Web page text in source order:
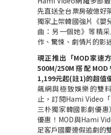
先直送全台票房破億好
獨家上架韓國強片《嬰
曲：另一個她》等精
作、驚悚、劇情片的影
現正推出「MOD家速
500M/250M搭配
1,199元起(註1)的超值
飆網與極致娛樂的雙
止，訂閱Hami Video
三朴獨家韓國影劇優
優惠！MOD與Hami
足客戶國慶連假追劇的